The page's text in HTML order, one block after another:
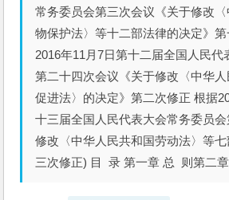
常务委员会第三次会议《关于修改
物保护法〉等十二部法律的决定》
2016年11月7日第十二届全国人民代
第二十四次会议《关于修改〈中华
促进法〉的决定》第二次修正 根据
十三届全国人民代表大会常务委员
修改〈中华人民共和国劳动法〉等
三次修正) 目 录 第一章 总 则第二章